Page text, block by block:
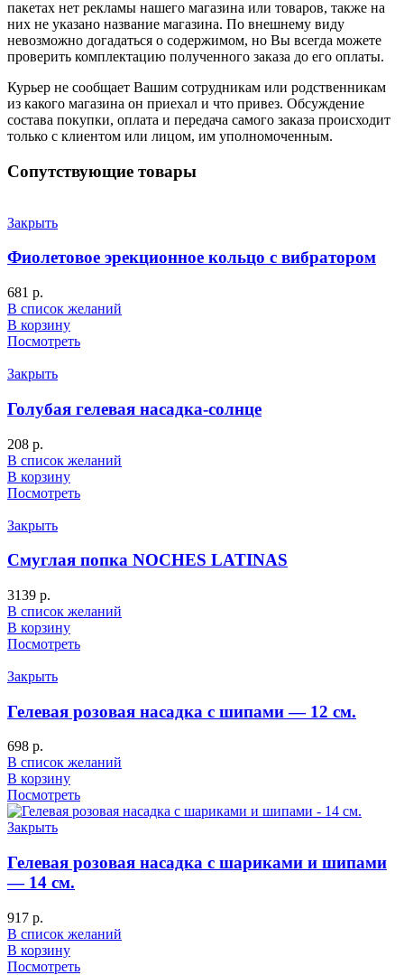
пакетах нет рекламы нашего магазина или товаров, также на
них не указано название магазина. По внешнему виду
невозможно догадаться о содержимом, но Вы всегда можете
проверить комплектацию полученного заказа до его оплаты.
Курьер не сообщает Вашим сотрудникам или родственникам
из какого магазина он приехал и что привез. Обсуждение
состава покупки, оплата и передача самого заказа происходит
только с клиентом или лицом, им уполномоченным.
Сопутствующие товары
Закрыть
Фиолетовое эрекционное кольцо с вибратором
681 р.
В список желаний
В корзину
Посмотреть
Закрыть
Голубая гелевая насадка-солнце
208 р.
В список желаний
В корзину
Посмотреть
Закрыть
Смуглая попка NOCHES LATINAS
3139 р.
В список желаний
В корзину
Посмотреть
Закрыть
Гелевая розовая насадка с шипами — 12 см.
698 р.
В список желаний
В корзину
Посмотреть
Закрыть
Гелевая розовая насадка с шариками и шипами
— 14 см.
917 р.
В список желаний
В корзину
Посмотреть